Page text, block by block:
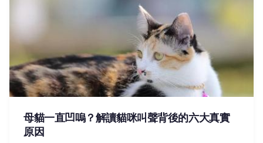
母貓一直凹嗚？解讀貓咪叫聲背後的六大真實
原因